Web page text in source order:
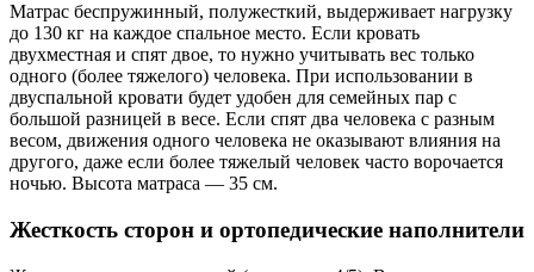
Матрас беспружинный, полужесткий, выдерживает нагрузку
до 130 кг на каждое спальное место. Если кровать
двухместная и спят двое, то нужно учитывать вес только
одного (более тяжелого) человека. При использовании в
двуспальной кровати будет удобен для семейных пар с
большой разницей в весе. Если спят два человека с разным
весом, движения одного человека не оказывают влияния на
другого, даже если более тяжелый человек часто ворочается
ночью. Высота матраса — 35 см.
Жесткость сторон и ортопедические наполнители